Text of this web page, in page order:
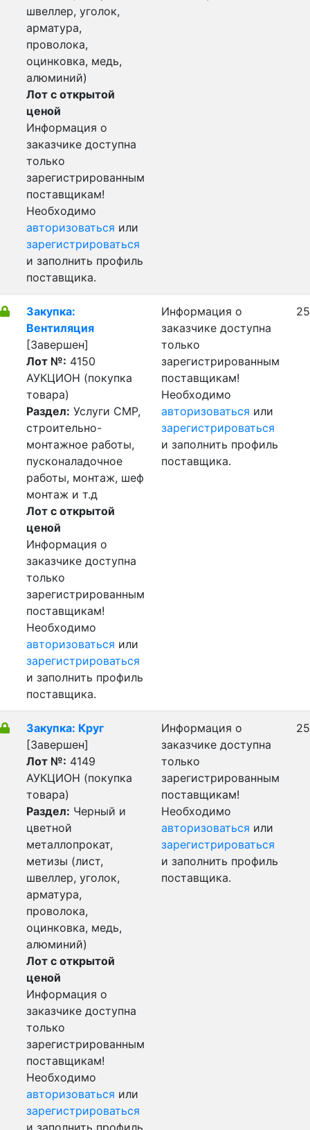
швеллер, уголок,
арматура,
проволока,
оцинковка, медь,
алюминий)
Лот с открытой
ценой
Информация о
заказчике доступна
только
зарегистрированным
поставщикам!
Необходимо
авторизоваться или
зарегистрироваться
и заполнить профиль
поставщика.
Закупка:
Вентиляция
[Завершен]
Лот №: 4150
АУКЦИОН (покупка
товара)
Раздел: Услуги СМР,
строительно-
монтажное работы,
пусконаладочное
работы, монтаж, шеф
монтаж и т.д
Лот с открытой
ценой
Информация о
заказчике доступна
только
зарегистрированным
поставщикам!
Необходимо
авторизоваться или
зарегистрироваться
и заполнить профиль
поставщика.
Информация о
заказчике доступна
только
зарегистрированным
поставщикам!
Необходимо
авторизоваться или
зарегистрироваться
и заполнить профиль
поставщика.
Закупка: Круг
[Завершен]
Лот №: 4149
АУКЦИОН (покупка
товара)
Раздел: Черный и
цветной
металлопрокат,
метизы (лист,
швеллер, уголок,
арматура,
проволока,
оцинковка, медь,
алюминий)
Лот с открытой
ценой
Информация о
заказчике доступна
только
зарегистрированным
поставщикам!
Необходимо
авторизоваться или
зарегистрироваться
и заполнить профиль
Информация о
заказчике доступна
только
зарегистрированным
поставщикам!
Необходимо
авторизоваться или
зарегистрироваться
и заполнить профиль
поставщика.